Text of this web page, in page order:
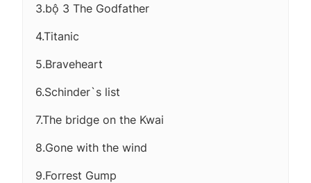
3.bộ 3 The Godfather
4.Titanic
5.Braveheart
6.Schinder`s list
7.The bridge on the Kwai
8.Gone with the wind
9.Forrest Gump